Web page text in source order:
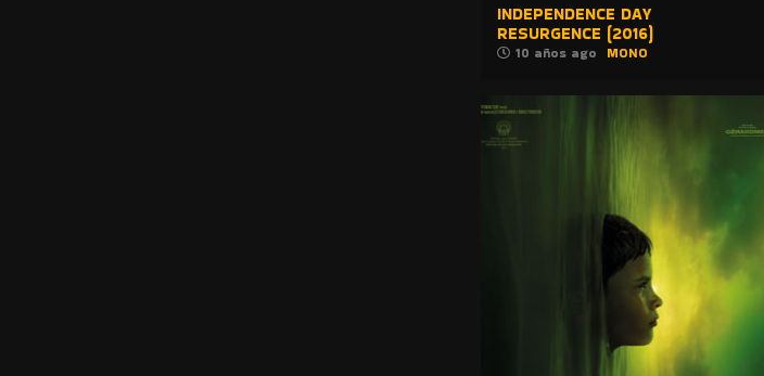
INDEPENDENCE DAY
RESURGENCE (2016)
10 años ago MONO